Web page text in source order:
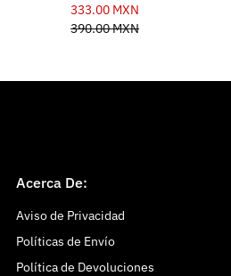
Precio
de
333.00 MXN
Precio
390.00 MXN
Acerca De:
Aviso de Privacidad
Políticas de Envío
Política de Devoluciones